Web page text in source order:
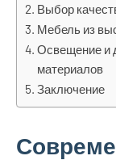
Выбор
Мебель из
Освещение и
материалов
Заключение